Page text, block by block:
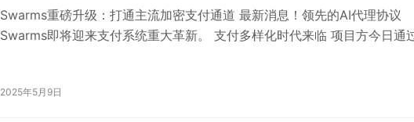
Swarms重磅升级：打通主流加密支付通道 最新消息！领先的AI代理协议
Swarms即将迎来支付系统重大革新。 支付多样化时代来临 项目方今日通
2025年5月9日